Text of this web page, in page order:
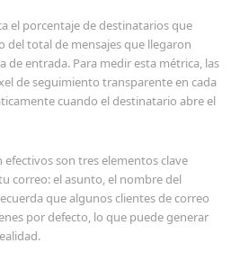
el porcentaje de destinatarios que
del total de mensajes que llegaron
de entrada. Para medir esta métrica, las
de seguimiento transparente en cada
cuando el destinatario abre el
efectivos son tres elementos clave
correo: el asunto, el nombre del
que algunos clientes de correo
por defecto, lo que puede generar